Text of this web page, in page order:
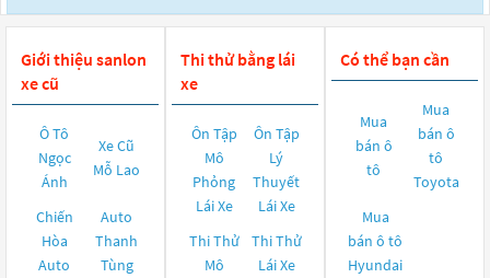
Giới thiệu sanlon
xe cũ
Ô Tô
Ngọc
Ánh
Xe Cũ
Mỗ Lao
Chiến
Hòa
Auto
Auto
Thanh
Tùng
Thi thử bằng lái
xe
Ôn Tập
Mô
Phỏng
Lái Xe
Ôn Tập
Lý
Thuyết
Lái Xe
Thi Thử
Mô
Thi Thử
Lái Xe
Có thể bạn cần
Mua
bán ô
tô
Mua
bán ô
tô
Toyota
Mua
bán ô tô
Hyundai